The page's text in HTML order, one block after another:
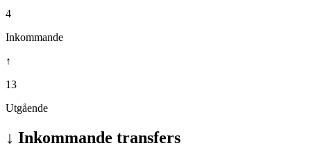
4
Inkommande
↑
13
Utgående
↓ Inkommande transfers